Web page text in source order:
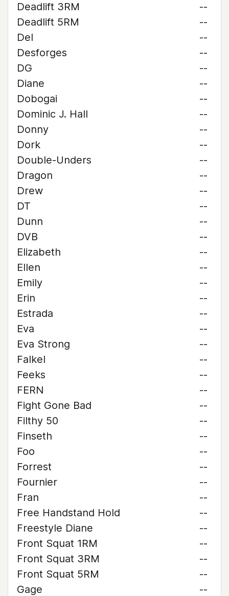
Deadlift 3RM
--
Deadlift 5RM
--
Del
--
Desforges
--
DG
--
Diane
--
Dobogai
--
Dominic J. Hall
--
Donny
--
Dork
--
Double-Unders
--
Dragon
--
Drew
--
DT
--
Dunn
--
DVB
--
Elizabeth
--
Ellen
--
Emily
--
Erin
--
Estrada
--
Eva
--
Eva Strong
--
Falkel
--
Feeks
--
FERN
--
Fight Gone Bad
--
Filthy 50
--
Finseth
--
Foo
--
Forrest
--
Fournier
--
Fran
--
Free Handstand Hold
--
Freestyle Diane
--
Front Squat 1RM
--
Front Squat 3RM
--
Front Squat 5RM
--
Gage
--